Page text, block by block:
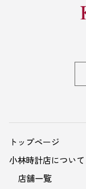
トップページ
小林時計店について
店舗一覧